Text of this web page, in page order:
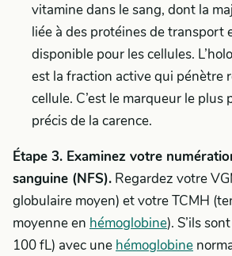
vitamine dans le sang, dont la
liée à des protéines de transport
disponible pour les cellules.
est la fraction active qui pénètre
cellule. C’est le marqueur le plus
précis de la carence.
Étape 3. Examinez votre
sanguine (NFS). Regardez votre
globulaire moyen) et votre TCMH
moyenne en hémoglobine). S’ils
100 fL) avec une hémoglobine